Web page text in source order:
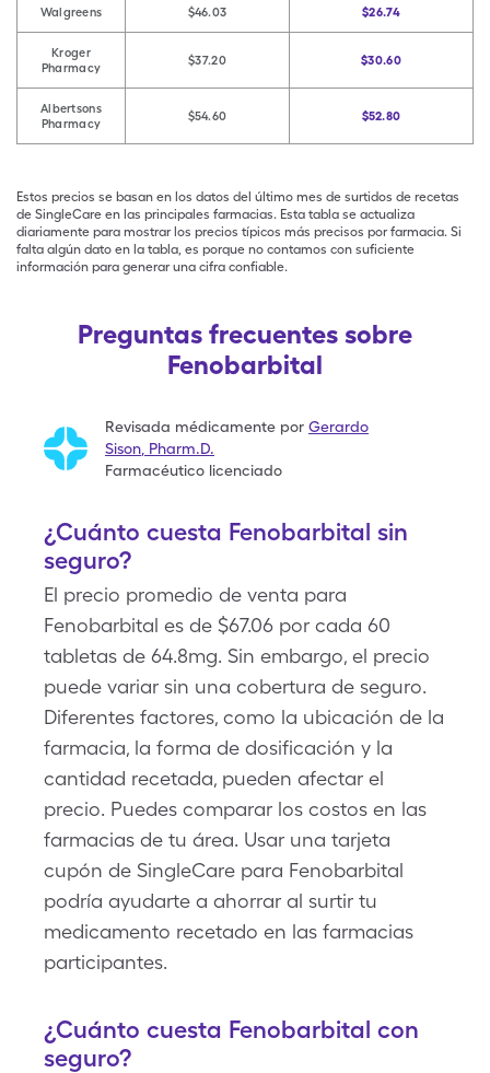
Walgreens $46.03 $26.74
Kroger
Pharmacy
$37.20 $30.60
Albertsons
Pharmacy
$54.60 $52.80
Estos precios se basan en los datos del último mes de surtidos de recetas
de SingleCare en las principales farmacias. Esta tabla se actualiza
diariamente para mostrar los precios típicos más precisos por farmacia. Si
falta algún dato en la tabla, es porque no contamos con suficiente
información para generar una cifra confiable.
Preguntas frecuentes sobre
Fenobarbital
Revisada médicamente por Gerardo
Sison Pharm.D.
Farmacéutico licenciado
¿Cuánto cuesta Fenobarbital sin
seguro?
El precio promedio de venta para
Fenobarbital es de $67.06 por cada 60
tabletas de 64.8mg. Sin embargo, el precio
puede variar sin una cobertura de seguro.
Diferentes factores, como la ubicación de la
farmacia, la forma de dosificación y la
cantidad recetada, pueden afectar el
precio. Puedes comparar los costos en las
farmacias de tu área. Usar una tarjeta
cupón de SingleCare para Fenobarbital
podría ayudarte a ahorrar al surtir tu
medicamento recetado en las farmacias
participantes.
¿Cuánto cuesta Fenobarbital con
seguro?